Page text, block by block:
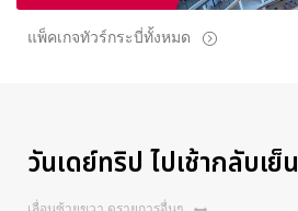
แพ็คเกจทัวร์กระบี่ทั้งหมด
วันเดย์ทริป ไปเช้ากลับเย็น